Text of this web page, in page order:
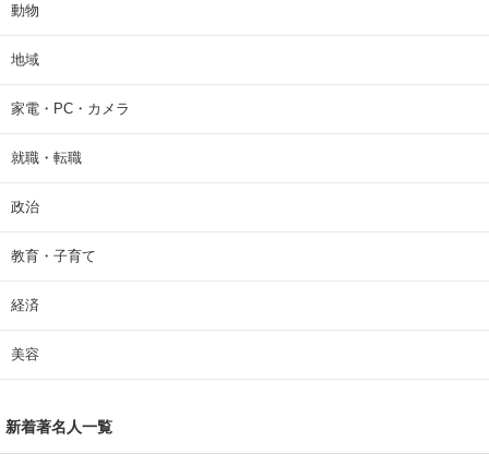
動物
地域
家電・PC・カメラ
就職・転職
政治
教育・子育て
経済
美容
新着著名人一覧